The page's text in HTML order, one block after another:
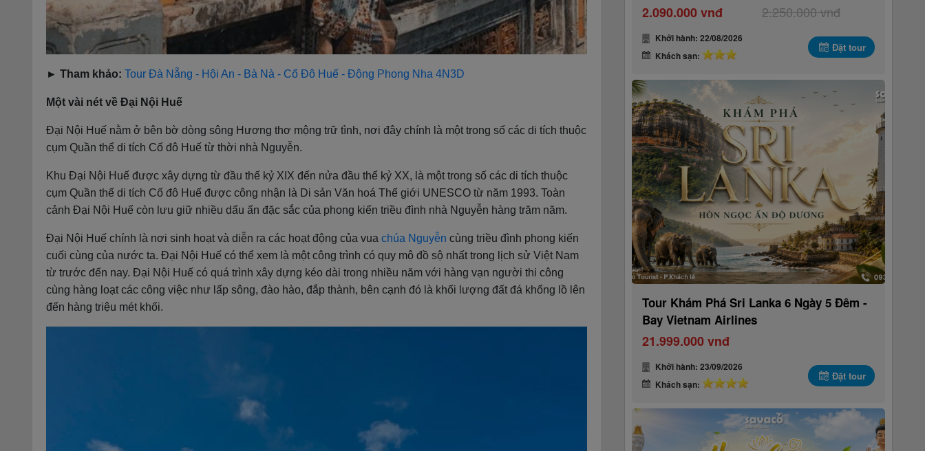
► Tham khảo: Tour Đà Nẵng - Hội An - Bà Nà - Cố Đô Huế - Động Phong Nha 4N3D
Một vài nét về Đại Nội Huế
Đại Nội Huế nằm ở bên bờ dòng sông Hương thơ mộng trữ tình, nơi đây chính là một trong số các di tích thuộc
cụm Quần thể di tích Cố đô Huế từ thời nhà Nguyễn.
Khu Đại Nội Huế được xây dựng từ đầu thế kỷ XIX đến nửa đầu thế kỷ XX, là một trong số các di tích thuộc
cụm Quần thể di tích Cố đô Huế được công nhận là Di sản Văn hoá Thế giới UNESCO từ năm 1993. Toàn
cảnh Đại Nội Huế còn lưu giữ nhiều dấu ấn đặc sắc của phong kiến triều đình nhà Nguyễn hàng trăm năm.
Đại Nội Huế chính là nơi sinh hoạt và diễn ra các hoạt động của vua chúa Nguyễn cùng triều đình phong kiến
cuối cùng của nước ta. Đại Nội Huế có thể xem là một công trình có quy mô đồ sộ nhất trong lịch sử Việt Nam
từ trước đến nay. Đại Nội Huế có quá trình xây dựng kéo dài trong nhiều năm với hàng vạn người thi công
cùng hàng loạt các công việc như lấp sông, đào hào, đắp thành, bên cạnh đó là khối lượng đất đá khổng lồ lên
đến hàng triệu mét khối.
2.090.000 vnđ 2.250.000 vnđ
Khởi hành: 22/08/2026
Khách sạn:
Đặt tour
Tour Khám Phá Sri Lanka 6 Ngày 5 Đêm -
Bay Vietnam Airlines
21.999.000 vnđ
Khởi hành: 23/09/2026
Khách sạn:
Đặt tour